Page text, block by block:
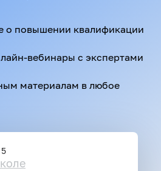
о повышении квалификации
вебинары с экспертами
материалам в любое